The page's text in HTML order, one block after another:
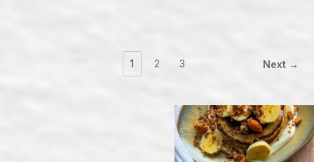
1 2 3 Next →